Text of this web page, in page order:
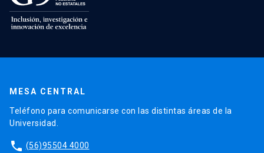
MESA CENTRAL
Teléfono para comunicarse con las distintas áreas de la
Universidad.
phone (56)95504 4000